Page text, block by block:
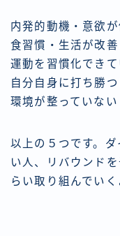
内発的動機・意欲が
食習慣・生活が改
運動を習慣化できて
自分自身に打ち勝
環境が整っていない
以上の５つです。
い人、リバウンド
らい取り組んでい